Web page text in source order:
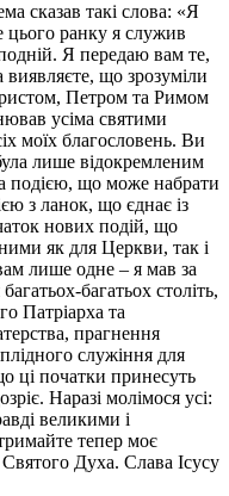
сказав такі слова: «Я
цього ранку я служив
Я передаю вам те,
що зрозуміли
Петром та Римом
усіма святими
моїх благословень. Ви
лише відокремленим
подією, що може набрати
з ланок, що єднає із
нових подій, що
як для Церкви, так і
лише одне – я мав за
багатьох століть,
Патріарха та
прагнення
служіння для
ці початки принесуть
Наразі молімося усі:
великими і
тепер моє
Духа. Слава Ісусу